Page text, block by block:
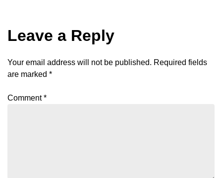
Leave a Reply
Your email address will not be published. Required fields
are marked *
Comment*